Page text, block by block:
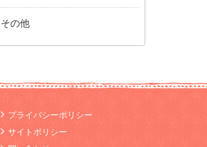
その他
プライバシーポリシー
サイトポリシー